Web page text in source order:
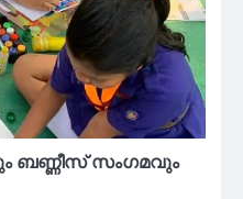
സംഗമവും